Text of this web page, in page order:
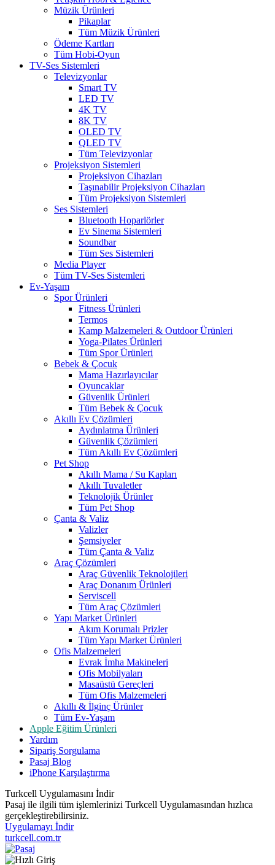
Müzik Ürünleri
Pikaplar
Tüm Müzik Ürünleri
Ödeme Kartları
Tüm Hobi-Oyun
TV-Ses Sistemleri
Televizyonlar
Smart TV
LED TV
4K TV
8K TV
OLED TV
QLED TV
Tüm Televizyonlar
Projeksiyon Sistemleri
Projeksiyon Cihazları
Taşınabilir Projeksiyon Cihazları
Tüm Projeksiyon Sistemleri
Ses Sistemleri
Bluetooth Hoparlörler
Ev Sinema Sistemleri
Soundbar
Tüm Ses Sistemleri
Media Player
Tüm TV-Ses Sistemleri
Ev-Yaşam
Spor Ürünleri
Fitness Ürünleri
Termos
Kamp Malzemeleri & Outdoor Ürünleri
Yoga-Pilates Ürünleri
Tüm Spor Ürünleri
Bebek & Çocuk
Mama Hazırlayıcılar
Oyuncaklar
Güvenlik Ürünleri
Tüm Bebek & Çocuk
Akıllı Ev Çözümleri
Aydınlatma Ürünleri
Güvenlik Çözümleri
Tüm Akıllı Ev Çözümleri
Pet Shop
Akıllı Mama / Su Kapları
Akıllı Tuvaletler
Teknolojik Ürünler
Tüm Pet Shop
Çanta & Valiz
Valizler
Şemsiyeler
Tüm Çanta & Valiz
Araç Çözümleri
Araç Güvenlik Teknolojileri
Araç Donanım Ürünleri
Serviscell
Tüm Araç Çözümleri
Yapı Market Ürünleri
Akım Korumalı Prizler
Tüm Yapı Market Ürünleri
Ofis Malzemeleri
Evrak İmha Makineleri
Ofis Mobilyaları
Masaüstü Gereçleri
Tüm Ofis Malzemeleri
Akıllı & İlginç Ürünler
Tüm Ev-Yaşam
Apple Eğitim Ürünleri
Yardım
Sipariş Sorgulama
Pasaj Blog
iPhone Karşılaştırma
Turkcell Uygulamasını İndir
Pasaj ile ilgili tüm işlemlerinizi Turkcell Uygulamasından hızlıca
gerçekleştirebilirsiniz.
Uygulamayı İndir
turkcell.com.tr